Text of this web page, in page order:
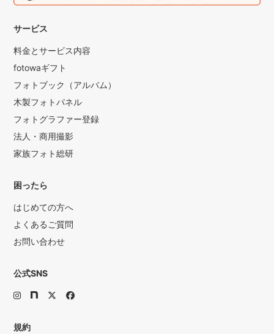
サービス
料金とサービス内容
fotowaギフト
フォトブック（アルバム）
木製フォトパネル
フォトグラファー登録
法人・商用撮影
家族フォト総研
困ったら
はじめての方へ
よくあるご質問
お問い合わせ
公式SNS
規約